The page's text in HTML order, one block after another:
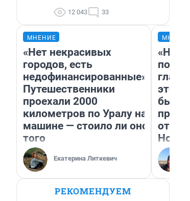
12 043 33
МНЕНИЕ
«Нет некрасивых
городов, есть
недофинансированные».
Путешественники
проехали 2000
километров по Уралу на
машине — стоило ли оно
того
Екатерина Литкевич
этого
бьет
РЕКОМЕНДУЕМ